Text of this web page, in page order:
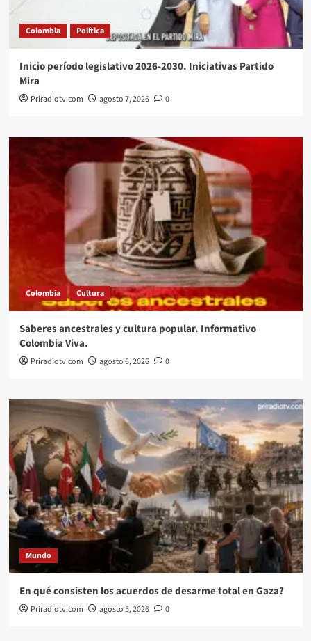
Colombia Política
Inicio período legislativo 2026-2030. Iniciativas Partido
Mira
Priradiotv.com agosto 7, 2026 0
Colombia Cultura
Saberes ancestrales y cultura popular. Informativo
Colombia Viva.
Priradiotv.com agosto 6, 2026 0
Mundo
En qué consisten los acuerdos de desarme total en Gaza?
Priradiotv.com agosto 5, 2026 0